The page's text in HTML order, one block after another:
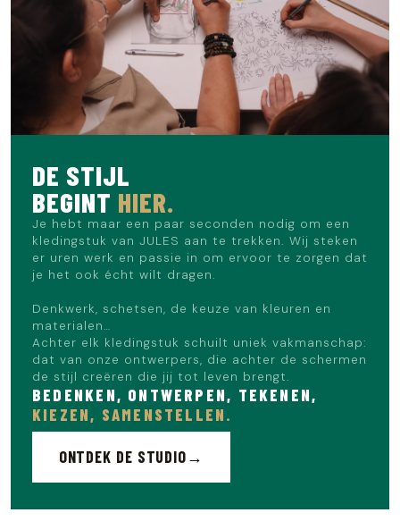
DE STIJL
BEGINT HIER.
Je hebt maar een paar seconden nodig om een
kledingstuk van JULES aan te trekken. Wij steken
er uren werk en passie in om ervoor te zorgen dat
je het ook écht wilt dragen.
Denkwerk, schetsen, de keuze van kleuren en
materialen…
Achter elk kledingstuk schuilt uniek vakmanschap:
dat van onze ontwerpers, die achter de schermen
de stijl creëren die jij tot leven brengt.
BEDENKEN, ONTWERPEN, TEKENEN,
KIEZEN, SAMENSTELLEN.
ONTDEK DE STUDIO